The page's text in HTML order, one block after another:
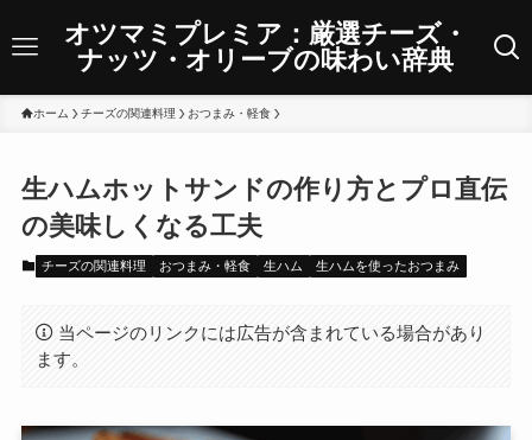
オツマミプレミア：厳選チーズ・
ナッツ・オリーブの味わい辞典
ホーム チーズの関連料理 おつまみ・軽食
生ハムホットサンドの作り方とプロ直伝
の美味しくなる工夫
チーズの関連料理 おつまみ・軽食 生ハム 生ハムを使ったおつまみ
当ページのリンクには広告が含まれている場合があり
ます。